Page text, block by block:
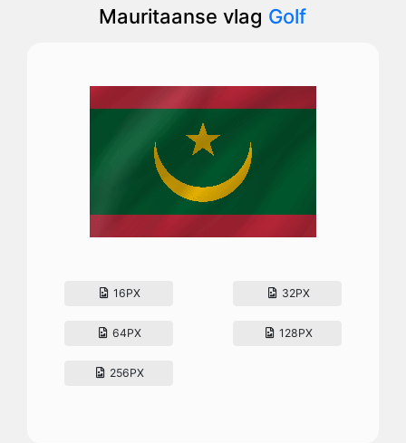
Mauritaanse vlag Golf
16PX 32PX
64PX 128PX
256PX